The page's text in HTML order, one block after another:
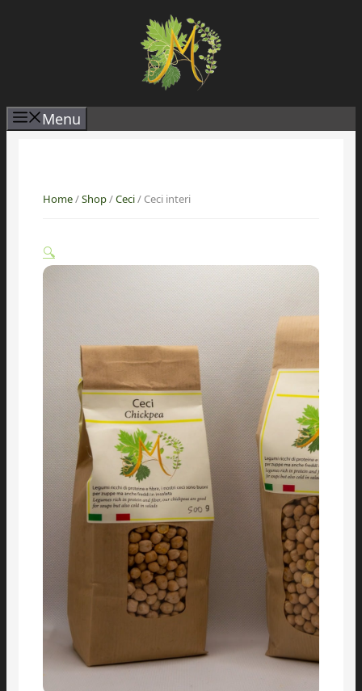
Menu
Home/Shop/Ceci/ Ceci interi
🔍